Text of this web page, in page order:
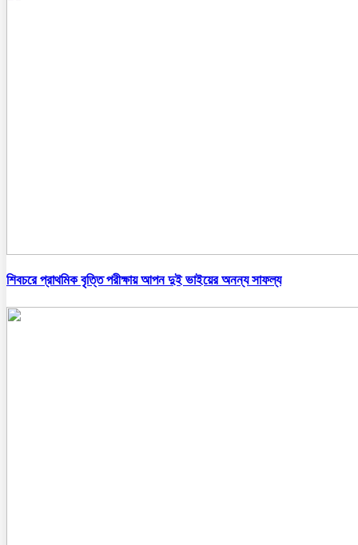
শিবচরে প্রাথমিক বৃত্তি পরীক্ষায় আপন দুই ভাইয়ের অনন্য সাফল্য